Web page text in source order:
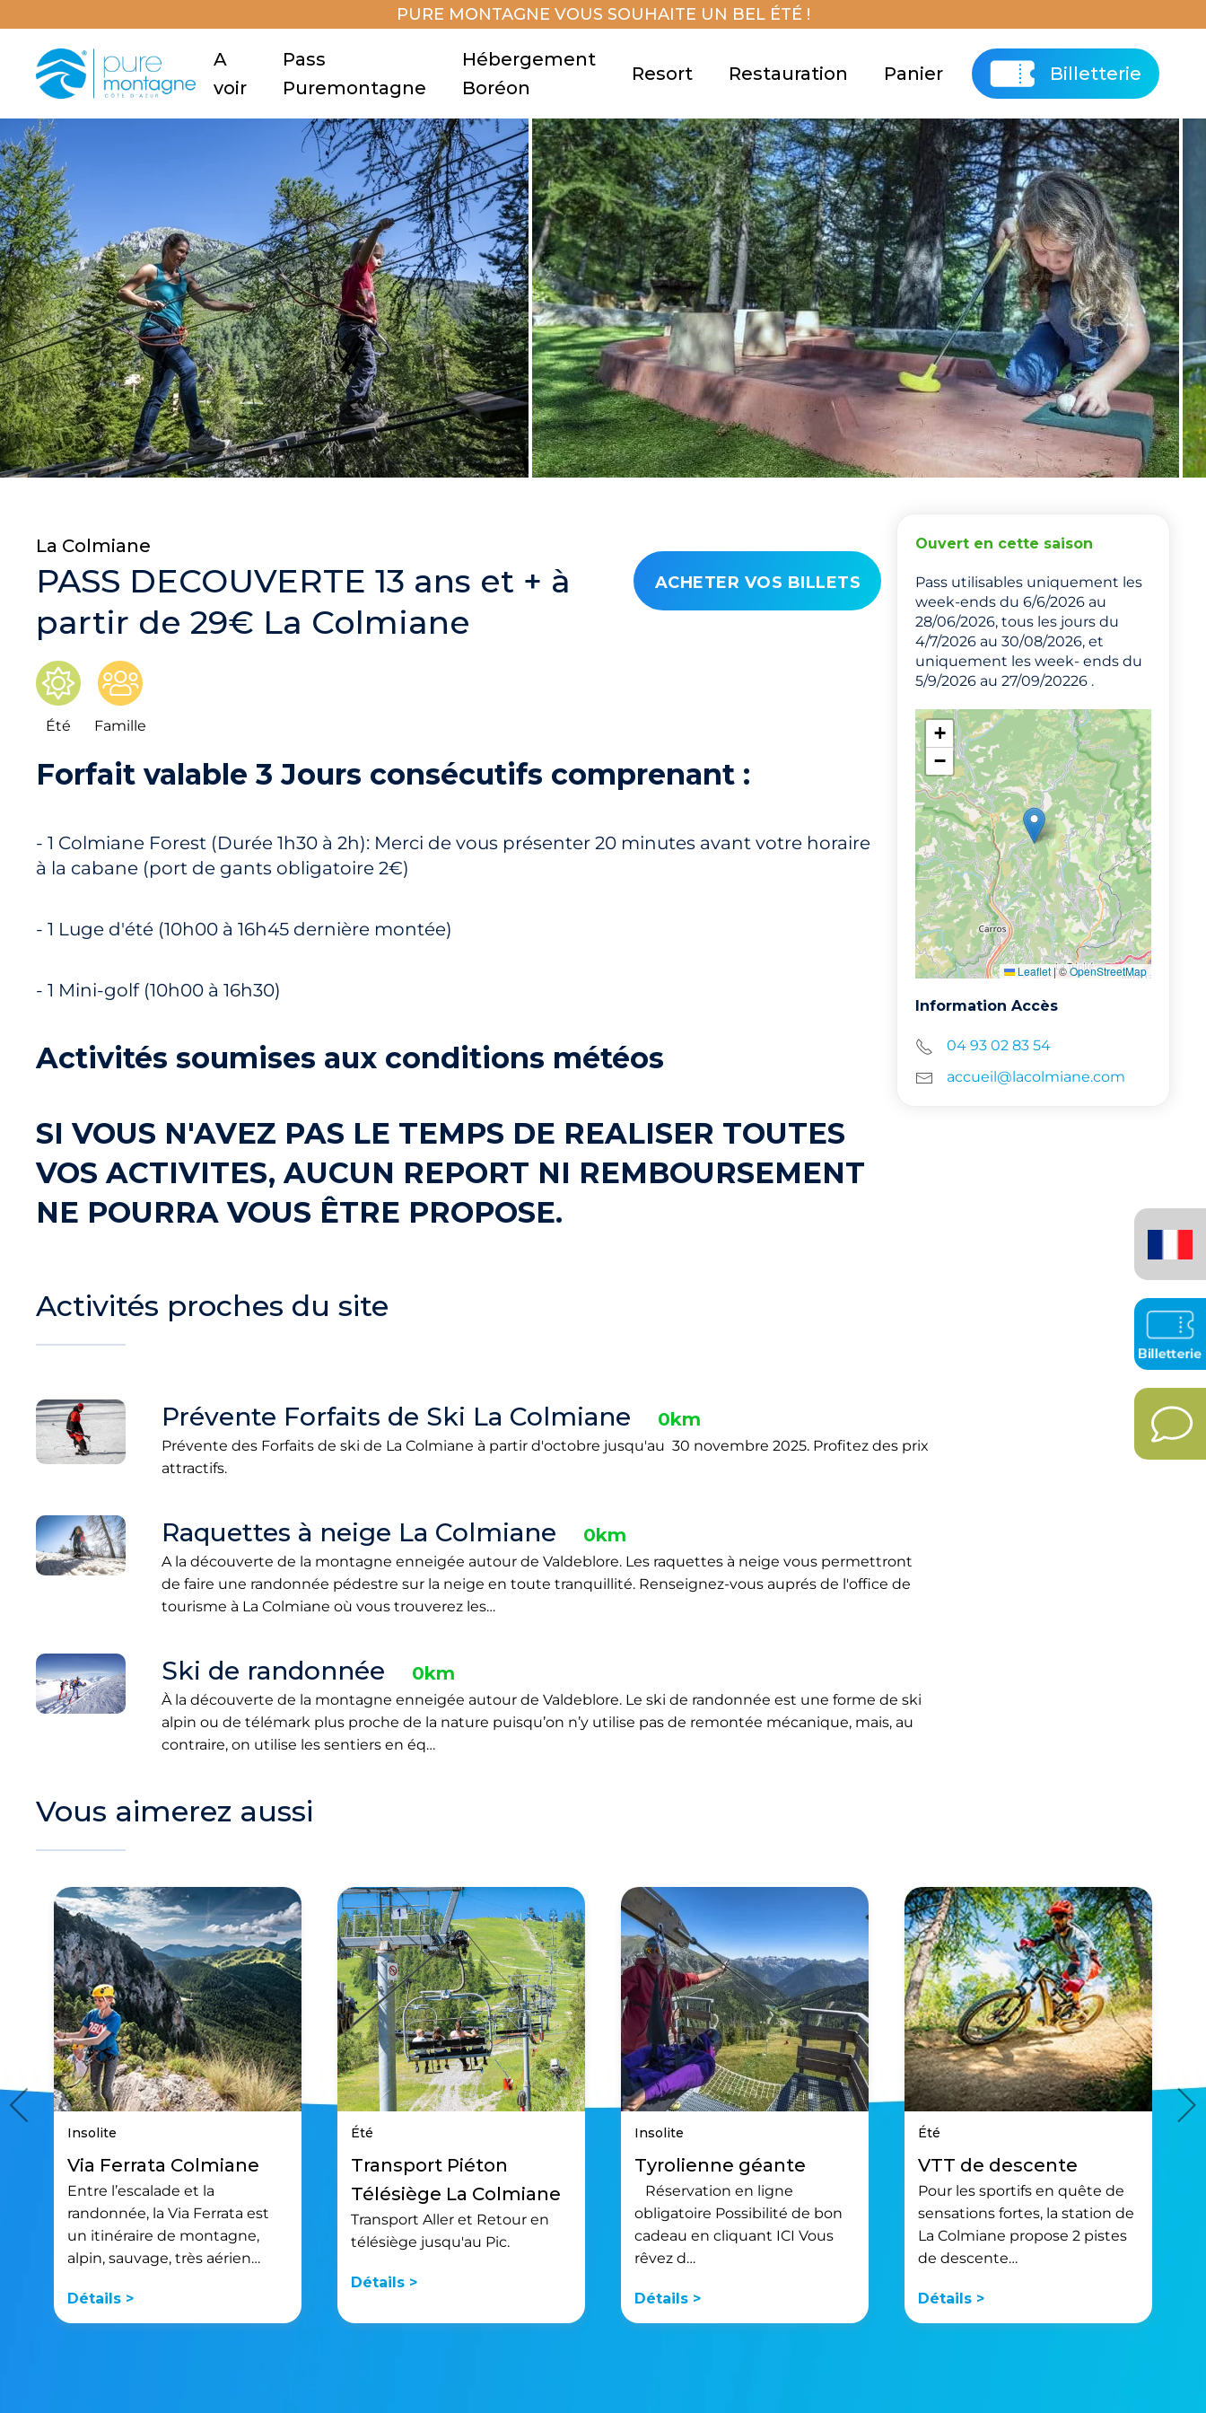
PURE MONTAGNE VOUS SOUHAITE UN BEL ÉTÉ !
A
voir
Pass
Puremontagne
Hébergement
Boréon
Resort Restauration Panier Billetterie
ACHETER VOS BILLETS
La Colmiane
PASS DECOUVERTE 13 ans et + à
partir de 29€ La Colmiane
Été Famille
Forfait valable 3 Jours consécutifs comprenant :
- 1 Colmiane Forest (Durée 1h30 à 2h): Merci de vous présenter 20 minutes avant votre horaire
à la cabane (port de gants obligatoire 2€)
- 1 Luge d'été (10h00 à 16h45 dernière montée)
- 1 Mini-golf (10h00 à 16h30)
Activités soumises aux conditions météos
SI VOUS N'AVEZ PAS LE TEMPS DE REALISER TOUTES
VOS ACTIVITES, AUCUN REPORT NI REMBOURSEMENT
NE POURRA VOUS ÊTRE PROPOSE.
Ouvert en cette saison
Pass utilisables uniquement les
week-ends du 6/6/2026 au
28/06/2026, tous les jours du
4/7/2026 au 30/08/2026, et
uniquement les week- ends du
5/9/2026 au 27/09/20226 .
+
−
Leaflet|©OpenStreetMap
Information Accès
04 93 02 83 54
accueil@lacolmiane.com
Activités proches du site
Prévente Forfaits de Ski La Colmiane 0km
Prévente des Forfaits de ski de La Colmiane à partir d'octobre jusqu'au 30 novembre 2025. Profitez des prix
attractifs.
Raquettes à neige La Colmiane 0km
A la découverte de la montagne enneigée autour de Valdeblore. Les raquettes à neige vous permettront
de faire une randonnée pédestre sur la neige en toute tranquillité. Renseignez-vous auprés de l'office de
tourisme à La Colmiane où vous trouverez les…
Ski de randonnée 0km
À la découverte de la montagne enneigée autour de Valdeblore. Le ski de randonnée est une forme de ski
alpin ou de télémark plus proche de la nature puisqu’on n’y utilise pas de remontée mécanique, mais, au
contraire, on utilise les sentiers en éq…
Vous aimerez aussi
Insolite
Via Ferrata Colmiane
Entre l’escalade et la
randonnée, la Via Ferrata est
un itinéraire de montagne,
alpin, sauvage, très aérien…
Détails >
Été
Transport Piéton
Télésiège La Colmiane
Transport Aller et Retour en
télésiège jusqu'au Pic.
Détails >
Insolite
Tyrolienne géante
Réservation en ligne
obligatoire Possibilité de bon
cadeau en cliquant ICI Vous
rêvez d…
Détails >
Été
VTT de descente
Pour les sportifs en quête de
sensations fortes, la station de
La Colmiane propose 2 pistes
de descente…
Détails >